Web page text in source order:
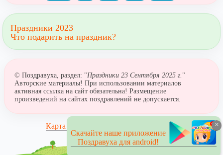
Праздники 2023
Что подарить на праздник?
© Поздравуха, раздел: "Праздники 23 Сентября 2025 г. "
Авторские материалы! При использовании материалов
активная ссылка на сайт обязательна! Размещение
произведений на сайтах поздравлений не допускается.
Карта сайта
×
Скачайте наше приложение
Поздравуха для android!